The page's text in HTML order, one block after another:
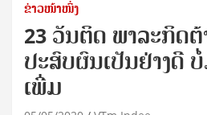
ຂ່າວໜ້າໜຶ່ງ
23 ວັນຕິດ ພາລະກິດຕ້
ປະສົບຜົນເປັນຢ່າງດີ
ເພີ່ມ